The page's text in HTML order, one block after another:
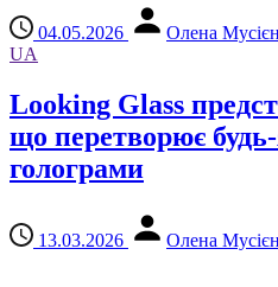
04.05.2026
Олена
UA
Looking Glass
що перетворює
голограми
13.03.2026 Олена